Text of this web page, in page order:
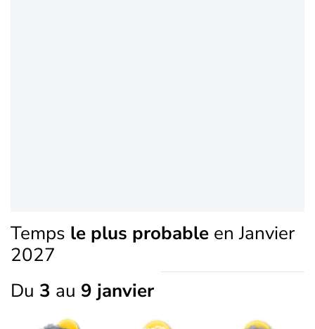
Temps le plus probable en Janvier
2027
Du 3 au 9 janvier